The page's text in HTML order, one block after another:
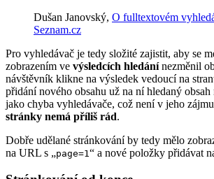
Dušan Janovský, O fulltextovém
Seznam.cz
Pro vyhledávač je tedy složité zajistit, aby se
zobrazením ve výsledcích hledánínezměnil
návštěvník klikne na výsledek vedoucí na
přidání nového obsahu už na ní hledaný obsah
jako chyba vyhledávače, což není v jeho
stránky nemá příliš rád.
Dobře udělané stránkování by tedy mělo
na URL s „page=1 “ a nové položky přidávat